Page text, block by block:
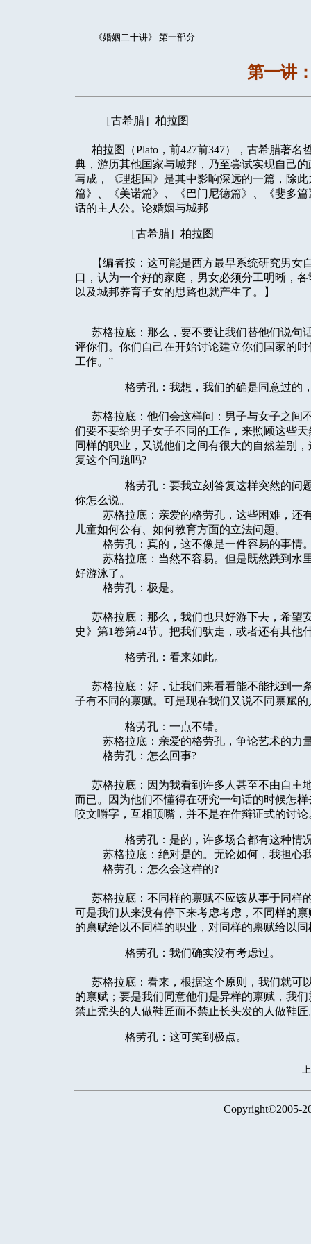
《婚姻二十讲》 第一部分
第一讲
［古希腊］柏拉图
柏拉图（Plato，前427前347），古希腊著名
典，游历其他国家与城邦，乃至尝试实现自己
写成，《理想国》是其中影响深远的一篇，除
篇》、《美诺篇》、《巴门尼德篇》、《斐多
话的主人公。论婚姻与城邦
［古希腊］柏拉图
【编者按：这可能是西方最早系统研究男女
口，认为一个好的家庭，男女必须分工明晰，
以及城邦养育子女的思路也就产生了。】
苏格拉底：那么，要不要让我们替他们说句
评你们。你们自己在开始讨论建立你们国家的
工作。”
格劳孔：我想，我们的确是同意过的
苏格拉底：他们会这样问：男子与女子之间
们要不要给男子女子不同的工作，来照顾这些
同样的职业，又说他们之间有很大的自然差别
复这个问题吗?
格劳孔：要我立刻答复这样突然的问题
你怎么说。
苏格拉底：亲爱的格劳孔，这些困难，还有
儿童如何公有、如何教育方面的立法问题。
格劳孔：真的，这不像是一件容易的事情
苏格拉底：当然不容易。但是既然跌到水里
好游泳了。
格劳孔：极是。
苏格拉底：那么，我们也只好游下去，希望
史》第1卷第24节。把我们驮走，或者还有其他
格劳孔：看来如此。
苏格拉底：好，让我们来看看能不能找到一
子有不同的禀赋。可是现在我们又说不同禀赋
格劳孔：一点不错。
苏格拉底：亲爱的格劳孔，争论艺术的力
格劳孔：怎么回事?
苏格拉底：因为我看到许多人甚至不由自主
而已。因为他们不懂得在研究一句话的时候怎
咬文嚼字，互相顶嘴，并不是在作辩证式的讨论
格劳孔：是的，许多场合都有这种情况
苏格拉底：绝对是的。无论如何，我担心我
格劳孔：怎么会这样的?
苏格拉底：不同样的禀赋不应该从事于同样
可是我们从来没有停下来考虑考虑，不同样的
的禀赋给以不同样的职业，对同样的禀赋给以
格劳孔：我们确实没有考虑过。
苏格拉底：看来，根据这个原则，我们就可
的禀赋；要是我们同意他们是异样的禀赋，我
禁止秃头的人做鞋匠而不禁止长头发的人做鞋匠
格劳孔：这可笑到极点。
Copyright©2005-